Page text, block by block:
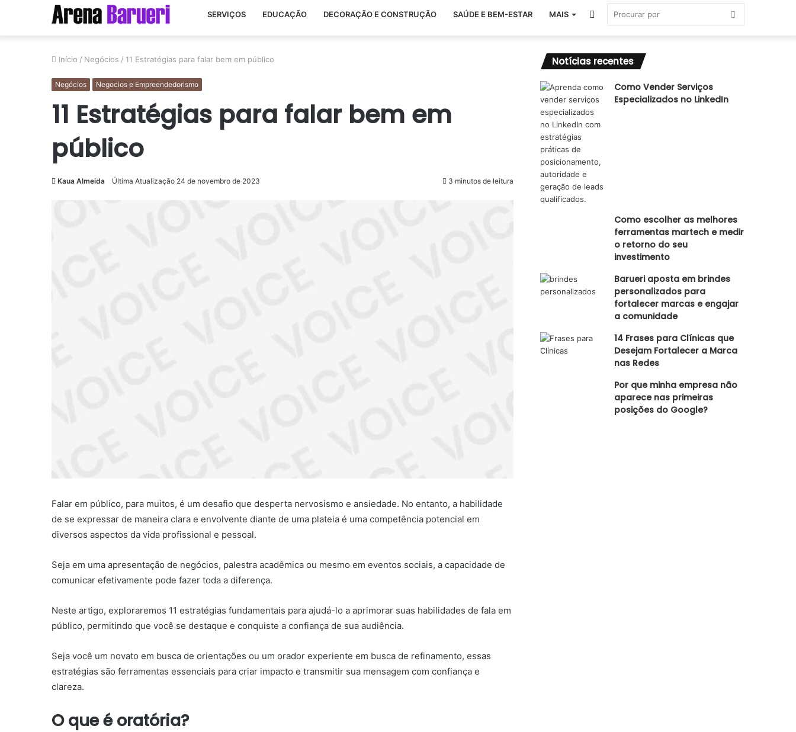
SERVIÇOS EDUCAÇÃO DECORAÇÃO E CONSTRUÇÃO SAÚDE E BEM-ESTAR MAIS Procurar
Switch
Início / Negócios / 11 Estratégias para falar bem em público
Negócios Negocios e Empreendedorismo
11 Estratégias para falar bem em
público
Kaua Almeida Última Atualização 24 de novembro de 2023 3 minutos de leitura
Falar em público, para muitos, é um desafio que desperta nervosismo e ansiedade. No entanto, a habilidade
de se expressar de maneira clara e envolvente diante de uma plateia é uma competência potencial em
diversos aspectos da vida profissional e pessoal.
Seja em uma apresentação de negócios, palestra acadêmica ou mesmo em eventos sociais, a capacidade de
comunicar efetivamente pode fazer toda a diferença.
Neste artigo, exploraremos 11 estratégias fundamentais para ajudá-lo a aprimorar suas habilidades de fala em
público, permitindo que você se destaque e conquiste a confiança de sua audiência.
Seja você um novato em busca de orientações ou um orador experiente em busca de refinamento, essas
estratégias são ferramentas essenciais para criar impacto e transmitir sua mensagem com confiança e
clareza.
O que é oratória?
Notícias recentes
Como Vender Serviços
Especializados no LinkedIn
Como escolher as melhores
ferramentas martech e medir
o retorno do seu
investimento
Barueri aposta em brindes
personalizados para
fortalecer marcas e engajar
a comunidade
14 Frases para Clínicas que
Desejam Fortalecer a Marca
nas Redes
Por que minha empresa não
aparece nas primeiras
posições do Google?